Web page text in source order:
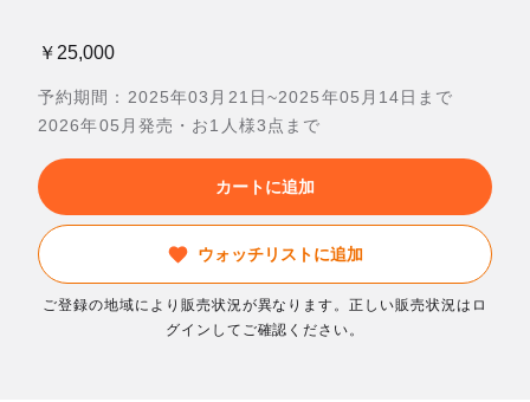
￥25,000
予約期間：2025年03月21日~2025年05月14日まで
2026年05月発売・お1人様3点まで
カートに追加
ウォッチリストに追加
ご登録の地域により販売状況が異なります。正しい販売状況はロ
グインしてご確認ください。